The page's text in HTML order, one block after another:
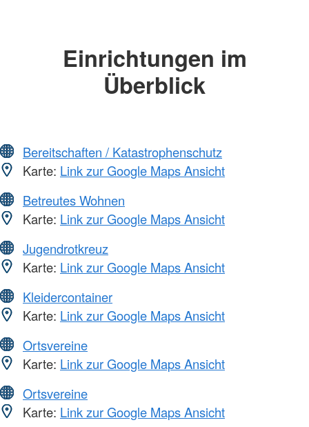
Einrichtungen im
Überblick
Bereitschaften / Katastrophenschutz
Karte: Link zur Google Maps Ansicht
Betreutes Wohnen
Karte: Link zur Google Maps Ansicht
Jugendrotkreuz
Karte: Link zur Google Maps Ansicht
Kleidercontainer
Karte: Link zur Google Maps Ansicht
Ortsvereine
Karte: Link zur Google Maps Ansicht
Ortsvereine
Karte: Link zur Google Maps Ansicht